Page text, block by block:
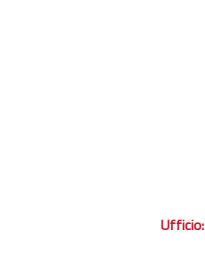
Ufficio: